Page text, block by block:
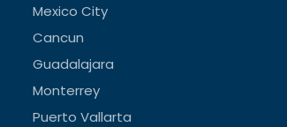
Mexico City
Cancun
Guadalajara
Monterrey
Puerto Vallarta